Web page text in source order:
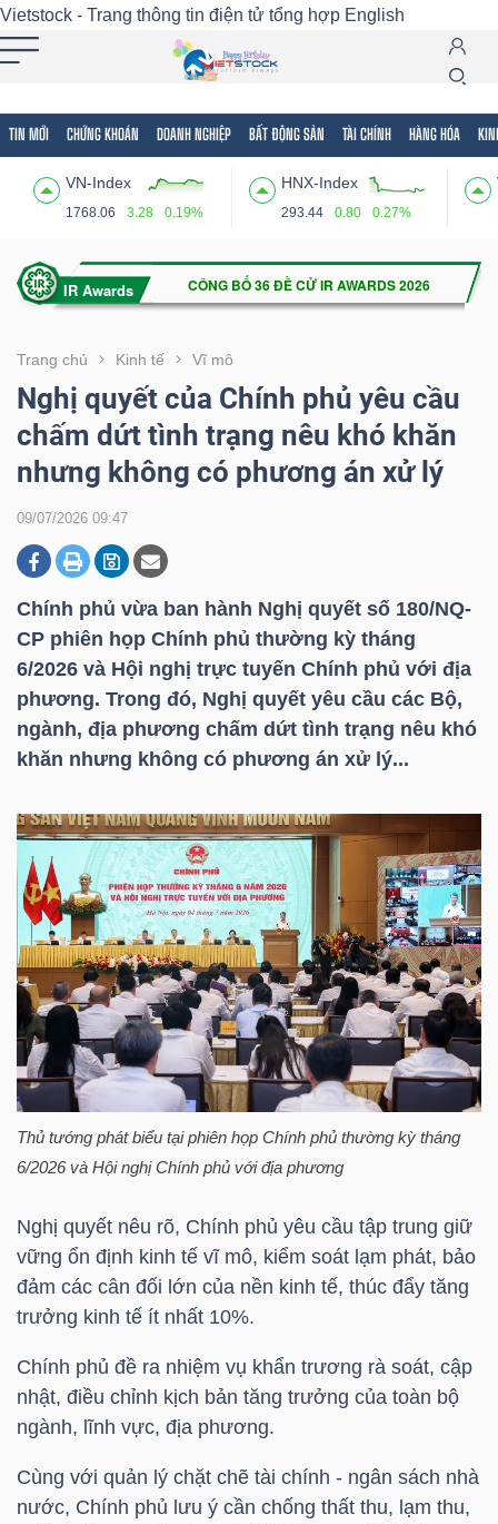
Vietstock - Trang thông tin điện tử tổng hợp English
TIN MỚI CHỨNG KHOÁN DOANH NGHIỆP BẤT ĐỘNG SẢN TÀI CHÍNH HÀNG HÓA
VN-Index
1768.06 3.28 0.19%
HNX-Index
293.44 0.80 0.27%
Trang chủ Kinh tế Vĩ mô
Nghị quyết của Chính phủ yêu cầu
chấm dứt tình trạng nêu khó khăn
nhưng không có phương án xử lý
09/07/2026 09:47
Chính phủ vừa ban hành Nghị quyết số 180/NQ-
CP phiên họp Chính phủ thường kỳ tháng
6/2026 và Hội nghị trực tuyến Chính phủ với địa
phương. Trong đó, Nghị quyết yêu cầu các Bộ,
ngành, địa phương chấm dứt tình trạng nêu khó
khăn nhưng không có phương án xử lý...
Thủ tướng phát biểu tại phiên họp Chính phủ thường kỳ tháng
6/2026 và Hội nghị Chính phủ với địa phương
Nghị quyết nêu rõ, Chính phủ yêu cầu tập trung giữ
vững ổn định kinh tế vĩ mô, kiểm soát lạm phát, bảo
đảm các cân đối lớn của nền kinh tế, thúc đẩy tăng
trưởng kinh tế ít nhất 10%.
Chính phủ đề ra nhiệm vụ khẩn trương rà soát, cập
nhật, điều chỉnh kịch bản tăng trưởng của toàn bộ
ngành, lĩnh vực, địa phương.
Cùng với quản lý chặt chẽ tài chính - ngân sách nhà
nước, Chính phủ lưu ý cần chống thất thu, lạm thu,
Tất cả Tính năng Ngành Mã chứng khoán
Tính
(-)
VIETSTOCK
CHỨNG
KHOÁN
DOANH
NGHIỆP
BẤT
ĐỘNG
SẢN
TÀI
CHÍNH
HÀNG
HÓA
KINH
TẾ
THẾ
GIỚI